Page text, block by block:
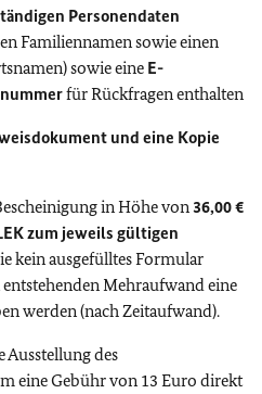
Personendaten
Familiennamen sowie einen
sowie eine E-
für Rückfragen enthalten
und eine Kopie
in Höhe von 36,00 €
zum jeweils gültigen
kein ausgefülltes Formular
Mehraufwand eine
werden (nach Zeitaufwand).
Ausstellung des
eine Gebühr von 13 Euro direkt